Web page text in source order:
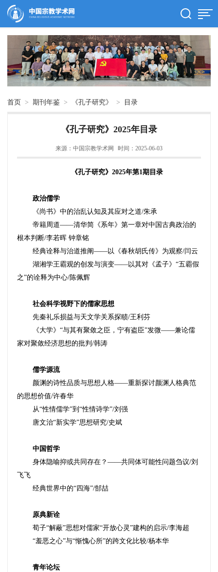
首页 > 期刊年鉴 > 《孔子研究》 > 目录
《孔子研究》2025年目录
来源：中国宗教学术网 时间：2025-06-03
《孔子研究》2025年第1期目录
政治儒学
《尚书》中的治乱认知及其应对之道/朱承
帝籍周道——清华简《系年》第一章对中国古典政治的
根本判断/李若晖 钟章铭
经典诠释与治道推阐——以《春秋胡氏传》为观察/闫云
湖湘学王霸观的创发与演变——以其对《孟子》“五霸假
之”的诠释为中心/陈佩辉
社会科学视野下的儒家思想
先秦礼乐损益与天文学关系探赜/王利芬
《大学》“与其有聚敛之臣，宁有盗臣”发微——兼论儒
家对聚敛经济思想的批判 /韩涛
儒学源流
颜渊的诗性品质与思想人格——重新探讨颜渊人格典范
的思想价值/许春华
从“性情儒学”到“性情诗学”/刘强
唐文治“新实学”思想研究/史斌
中国哲学
身体隐喻抑或共同存在？——共同体可能性问题刍议/刘
飞飞
经典世界中的“四海”/郜喆
原典新诠
荀子“解蔽”思想对儒家“开放心灵”建构的启示/李海超
“羞恶之心”与“惭愧心所”的跨文化比较/杨本华
青年论坛